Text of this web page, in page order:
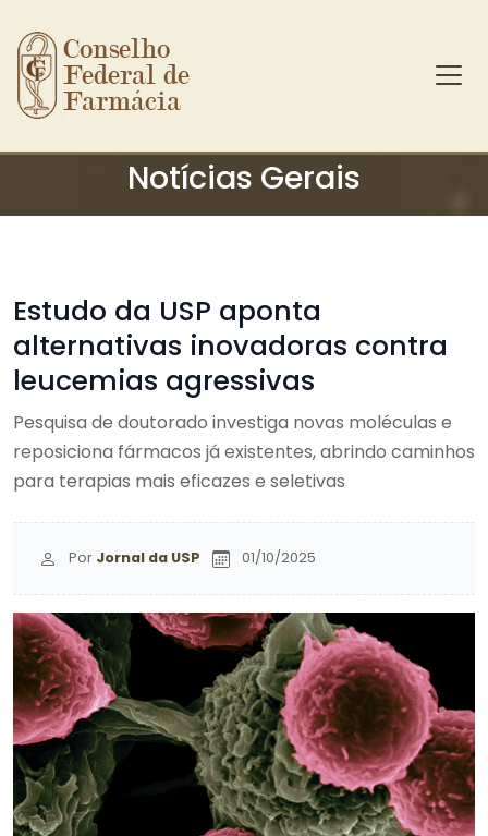
Ir para o conteúdo principal
Conselho
Federal de
Farmácia
Notícias Gerais
Estudo da USP aponta
alternativas inovadoras contra
leucemias agressivas
Pesquisa de doutorado investiga novas moléculas e
reposiciona fármacos já existentes, abrindo caminhos
para terapias mais eficazes e seletivas
Por Jornal da USP 01/10/2025